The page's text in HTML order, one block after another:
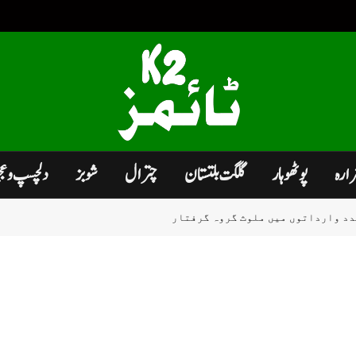
پوٹھوہار گلگت بلتستان چترال شوبز دلچسپ و
وارداتوں میں ملوث گروہ گرفتار